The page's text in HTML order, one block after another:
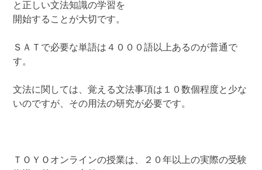
と正しい文法知識の学習を
開始することが大切です。
ＳＡＴで必要な単語は４０００語以上あるのが普通で
す。
文法に関しては、覚える文法事項は１０数個程度と少な
いのですが、その用法の研究が必要です。
ＴＯＹＯオンラインの授業は、２０年以上の実際の受験